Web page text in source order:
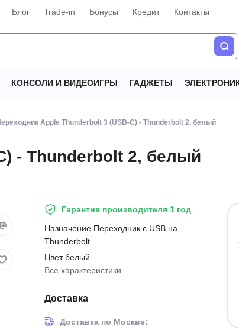
Блог Trade-in Бонусы Кредит Контакты
КОНСОЛИ И ВИДЕОИГРЫ ГАДЖЕТЫ
Apple Thunderbolt 3 (USB-C) - Thunderbolt 2, белый
- Thunderbolt 2, белый
Гарантия производителя 1 год
Назначение Переходник с USB на
Thunderbolt
Цветбелый
Все характеристики
Доставка
Доставка по Москве: